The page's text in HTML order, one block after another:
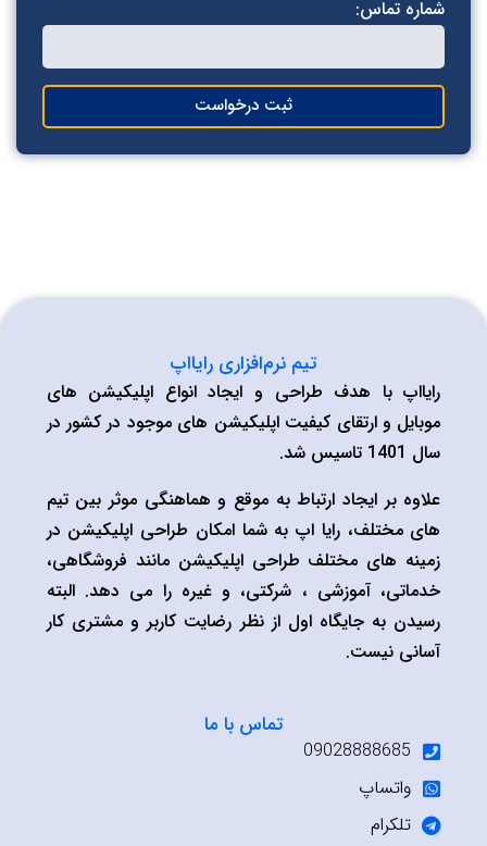
تماس:
ثبت درخواست
تیم نرم‌افزاری رایااپ
رایااپ با هدف طراحی و ایجاد انواع اپلیکیشن های
موبایل و ارتقای کیفیت اپلیکیشن های موجود در کشور در
علاوه بر ایجاد ارتباط به موقع و هماهنگی موثر بین تیم
های مختلف، رایا اپ به شما امکان طراحی اپلیکیشن در
زمینه های مختلف طراحی اپلیکیشن مانند فروشگاهی،
خدماتی، آموزشی ، شرکتی، و غیره را می دهد. البته
رسیدن به جایگاه اول از نظر رضایت کاربر و مشتری کار
آسانی نیست.
تماس با ما
09028888685
واتساپ
تلکرام